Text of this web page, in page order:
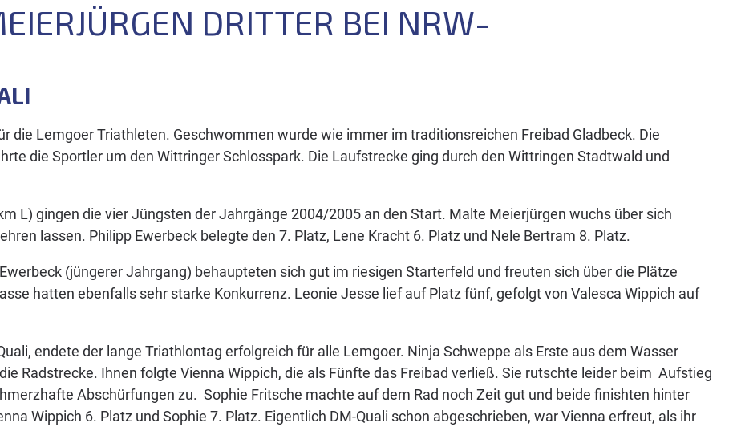
DRITTER BEI NRW-
die Lemgoer Triathleten. Geschwommen wurde wie immer im traditionsreichen Freibad Gladbeck. Die
die Sportler um den Wittringer Schlosspark. Die Laufstrecke ging durch den Wittringen Stadtwald und
L) gingen die vier Jüngsten der Jahrgänge 2004/2005 an den Start. Malte Meierjürgen wuchs über sich
lassen. Philipp Ewerbeck belegte den 7. Platz, Lene Kracht 6. Platz und Nele Bertram 8. Platz.
(jüngerer Jahrgang) behaupteten sich gut im riesigen Starterfeld und freuten sich über die Plätze
hatten ebenfalls sehr starke Konkurrenz. Leonie Jesse lief auf Platz fünf, gefolgt von Valesca Wippich auf
endete der lange Triathlontag erfolgreich für alle Lemgoer. Ninja Schweppe als Erste aus dem Wasser
Radstrecke. Ihnen folgte Vienna Wippich, die als Fünfte das Freibad verließ. Sie rutschte leider beim Aufstieg
Abschürfungen zu. Sophie Fritsche machte auf dem Rad noch Zeit gut und beide finishten hinter
Wippich 6. Platz und Sophie 7. Platz. Eigentlich DM-Quali schon abgeschrieben, war Vienna erfreut, als ihr